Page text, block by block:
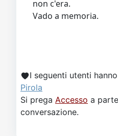
non c'era.
Vado a memoria.
I seguenti utenti
Pirola
Si prega Accesso a
conversazione.